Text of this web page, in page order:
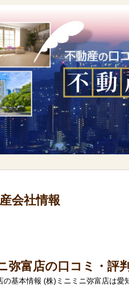
会社情報
弥富店の口コミ・評
の基本情報 (株)ミニミニ弥富店は愛